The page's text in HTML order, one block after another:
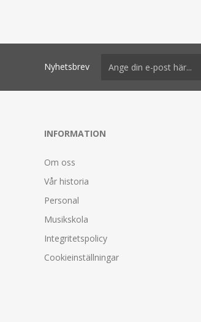
Nyhetsbrev
INFORMATION
Om oss
Vår historia
Personal
Musikskola
Integritetspolicy
Cookieinställningar